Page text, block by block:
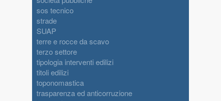
sos tecnico
strade
SUAP
terre e rocce da scavo
terzo settore
tipologia interventi edilizi
titoli edilizi
toponomastica
trasparenza ed anticorruzione